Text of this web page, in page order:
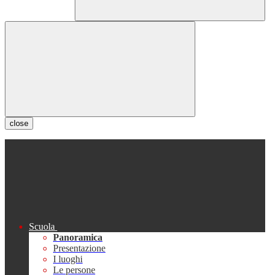
close
Scuola
Panoramica
Presentazione
I luoghi
Le persone